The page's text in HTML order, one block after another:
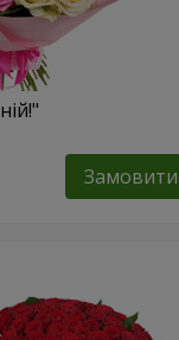
Замовити